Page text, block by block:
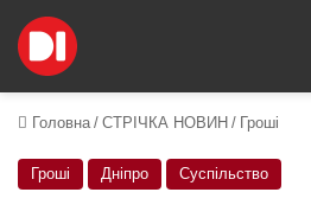
Головна / СТРІЧКА НОВИН / Гроші
Гроші Дніпро Суспільство